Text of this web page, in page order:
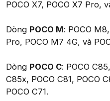
POCO X7, POCO X7 Pro,
Dòng POCO M: POCO
Pro, POCO M7 4G, và
Dòng POCO C: POCO
C85x, POCO C81, POCO
POCO C71.